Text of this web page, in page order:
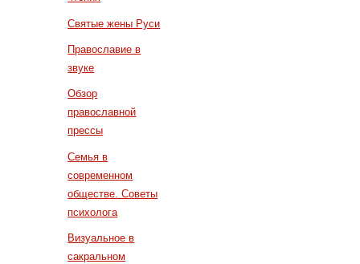
Святые жены Руси
Православие в
звуке
Обзор
православной
прессы
Семья в
современном
обществе. Советы
психолога
Визуальное в
сакральном